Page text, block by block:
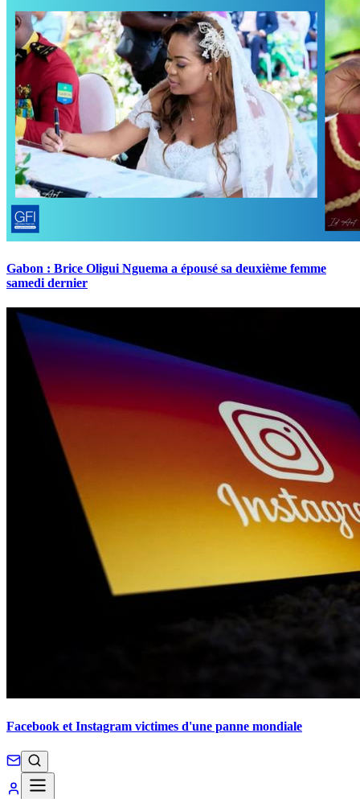
Gabon : Brice Oligui Nguema a épousé sa deuxième femme
samedi dernier
Facebook et Instagram victimes d'une panne mondiale